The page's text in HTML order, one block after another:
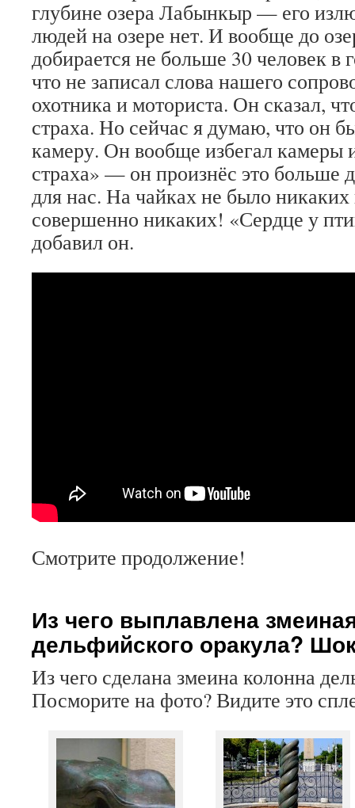
глубине озера Лабынкыр — его
людей на озере нет. И вообще до
добирается не больше 30 человек в
что не записал слова нашего
охотника и моториста. Он сказал,
страха. Но сейчас я думаю, что он
камеру. Он вообще избегал камеры
страха» — он произнёс это больше
для нас. На чайках не было
совершенно никаких! «Сердце у
добавил он.
Смотрите продолжение!
Из чего выплавлена
дельфийского оракула?
Из чего сделана змеина колонна
Посморите на фото? Видите это